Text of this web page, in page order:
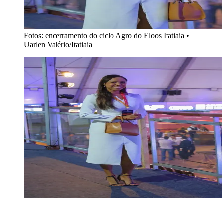
Fotos: encerramento do ciclo Agro do Eloos Itatiaia •
Uarlen Valério/Itatiaia